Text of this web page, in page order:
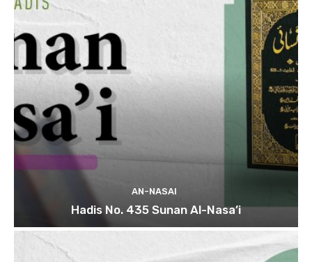
AN-NASAI
Hadis No. 435 Sunan Al-Nasa’i